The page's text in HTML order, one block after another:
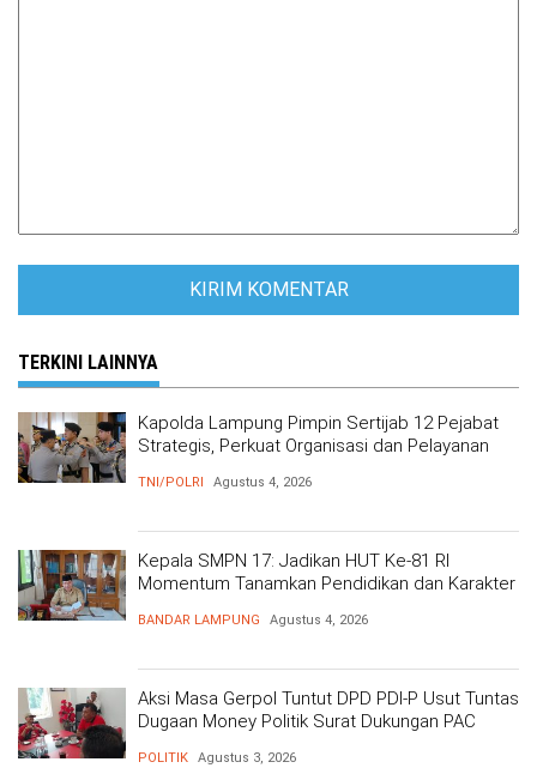
TERKINI LAINNYA
Kapolda Lampung Pimpin Sertijab 12 Pejabat
Strategis, Perkuat Organisasi dan Pelayanan
TNI/POLRI Agustus 4, 2026
Kepala SMPN 17: Jadikan HUT Ke-81 RI
Momentum Tanamkan Pendidikan dan Karakter
BANDAR LAMPUNG Agustus 4, 2026
Aksi Masa Gerpol Tuntut DPD PDI-P Usut Tuntas
Dugaan Money Politik Surat Dukungan PAC
POLITIK Agustus 3, 2026